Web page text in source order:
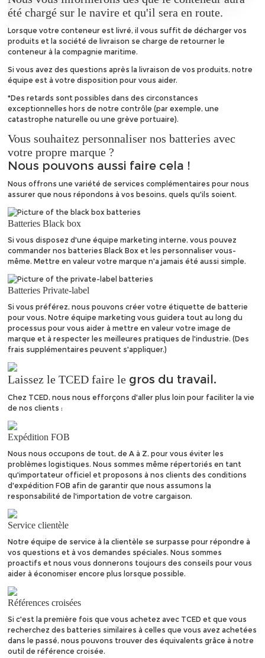
été chargé sur le navire et qu'il sera en route.
Lorsque votre conteneur est livré, il vous suffit de décharger vos
produits et la société de livraison se charge de retourner le
conteneur à la compagnie maritime.
Si vous avez des questions après la livraison de vos produits, notre
équipe est à votre disposition pour vous aider.
*Des retards sont possibles dans des circonstances
exceptionnelles hors de notre contrôle (par exemple, une
catastrophe naturelle ou une grève portuaire).
Vous souhaitez personnaliser nos batteries avec
votre propre marque ?
Nous pouvons aussi faire cela !
Nous offrons une variété de services complémentaires pour nous
assurer que nous répondons à vos besoins, quels qu'ils soient.
Batteries Black box
Si vous disposez d'une équipe marketing interne, vous pouvez
commander nos batteries Black Box et les personnaliser vous-
même. Mettre en valeur votre marque n'a jamais été aussi simple.
Batteries Private-label
Si vous préférez, nous pouvons créer votre étiquette de batterie
pour vous. Notre équipe marketing vous guidera tout au long du
processus pour vous aider à mettre en valeur votre image de
marque et à respecter les meilleures pratiques de l'industrie. (Des
frais supplémentaires peuvent s'appliquer.)
Laissez le TCED faire le gros du travail.
Chez TCED, nous nous efforçons d'aller plus loin pour faciliter la vie
de nos clients :
Expédition FOB
Nous nous occupons de tout, de A à Z, pour vous éviter les
problèmes logistiques. Nous sommes même répertoriés en tant
qu'importateur officiel et proposons à nos clients des conditions
d'expédition FOB afin de garantir que nous assumons la
responsabilité de l'importation de votre cargaison.
Service clientèle
Notre équipe de service à la clientèle se surpasse pour répondre à
vos questions et à vos demandes spéciales. Nous sommes
proactifs et nous vous donnerons toujours des conseils pour vous
aider à économiser encore plus lorsque possible.
Références croisées
Si c'est la première fois que vous achetez avec TCED et que vous
recherchez des batteries similaires à celles que vous avez achetées
dans le passé, nous pouvons trouver des équivalents grâce à notre
outil de référence croisée.